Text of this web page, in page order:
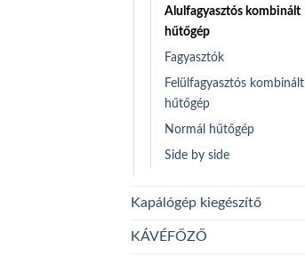
Alulfagyasztós kombinált
hűtőgép
Fagyasztók
Felülfagyasztós kombinált
hűtőgép
Normál hűtőgép
Side by side
Kapálógép kiegészítő
KÁVÉFŐZŐ